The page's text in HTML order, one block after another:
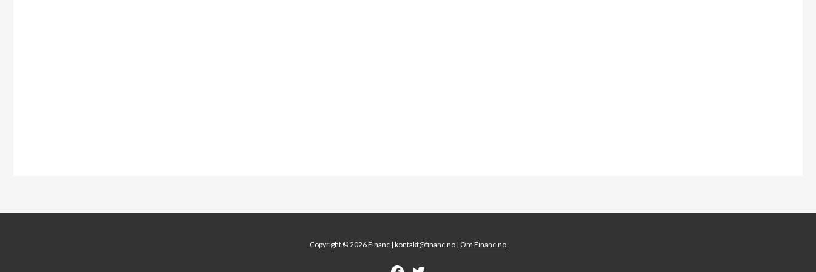
Copyright © 2026 Financ | kontakt@financ.no | Om Financ.no